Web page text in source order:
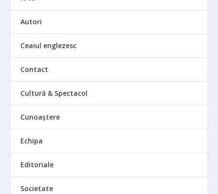
Autori
Ceaiul englezesc
Contact
Cultură & Spectacol
Cunoaștere
Echipa
Editoriale
Societate